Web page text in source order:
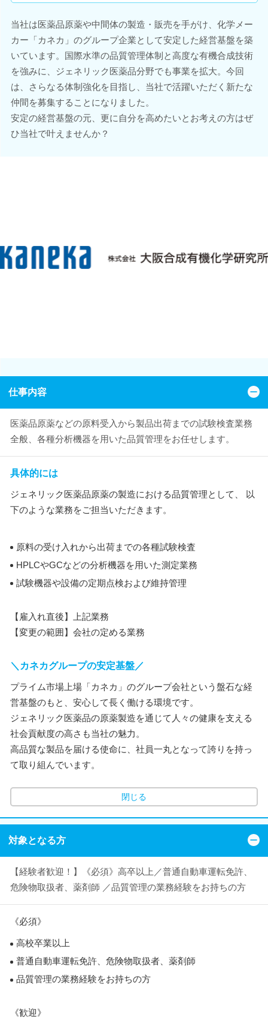
当社は医薬品原薬や中間体の製造・販売を手がけ、化学メー
カー「カネカ」のグループ企業として安定した経営基盤を築
いています。国際水準の品質管理体制と高度な有機合成技術
を強みに、ジェネリック医薬品分野でも事業を拡大。今回
は、さらなる体制強化を目指し、当社で活躍いただく新たな
仲間を募集することになりました。
安定の経営基盤の元、更に自分を高めたいとお考えの方はぜ
ひ当社で叶えませんか？
仕事内容
医薬品原薬などの原料受入から製品出荷までの試験検査業務
全般、各種分析機器を用いた品質管理をお任せします。
具体的には
ジェネリック医薬品原薬の製造における品質管理として、 以
下のような業務をご担当いただきます。
原料の受け入れから出荷までの各種試験検査
HPLCやGCなどの分析機器を用いた測定業務
試験機器や設備の定期点検および維持管理
【雇入れ直後】上記業務
【変更の範囲】会社の定める業務
＼カネカグループの安定基盤／
プライム市場上場「カネカ」のグループ会社という盤石な経
営基盤のもと、安心して長く働ける環境です。
ジェネリック医薬品の原薬製造を通じて人々の健康を支える
社会貢献度の高さも当社の魅力。
高品質な製品を届ける使命に、社員一丸となって誇りを持っ
て取り組んでいます。
閉じる
対象となる方
【経験者歓迎！】《必須》高卒以上／普通自動車運転免許、
危険物取扱者、薬剤師 ／品質管理の業務経験をお持ちの方
《必須》
高校卒業以上
普通自動車運転免許、危険物取扱者、薬剤師
品質管理の業務経験をお持ちの方
《歓迎》